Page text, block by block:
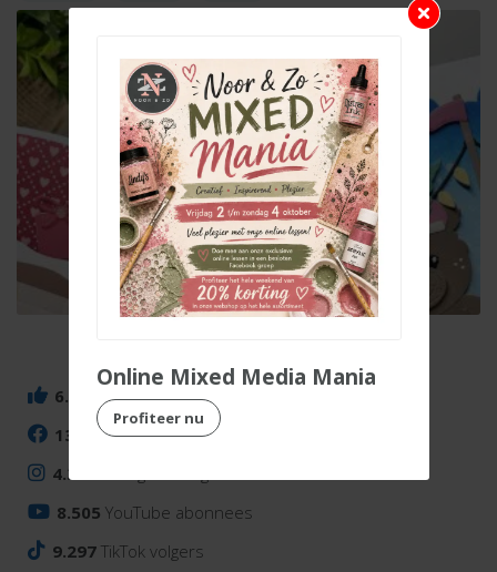
Pakjespiet
6.143
Facebook volgers
13.764Facebook groep leden
4.338
8.505 YouTube abonnees
9.297 TikTok volgers
Online Mixed Media Mania
Profiteer nu